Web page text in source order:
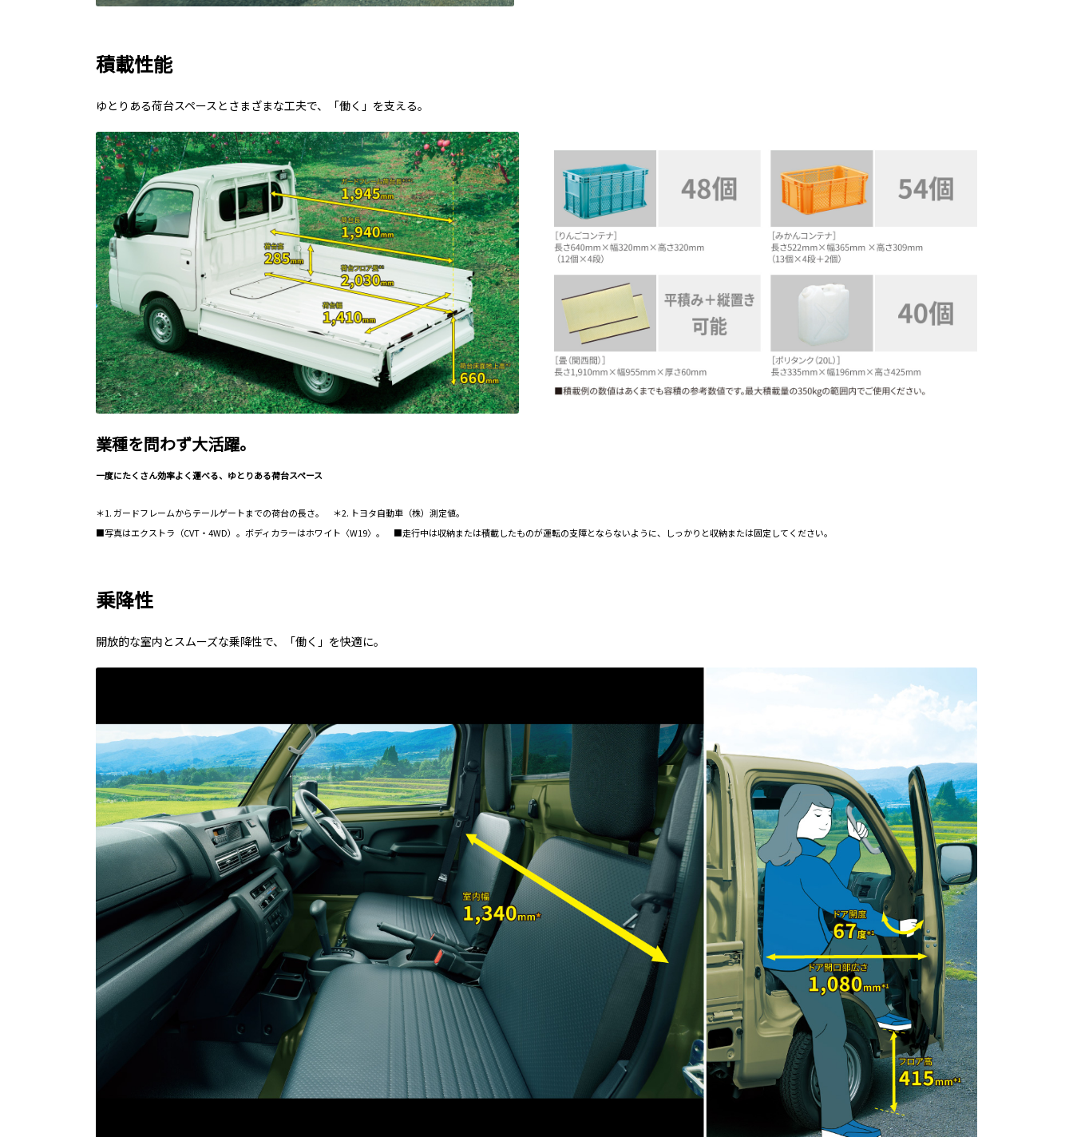
積載性能
ゆとりある荷台スペースとさまざまな工夫で、「働く」を支える。
業種を問わず大活躍。
一度にたくさん効率よく運べる、ゆとりある荷台スペース
＊1. ガードフレームからテールゲートまでの荷台の長さ。 ＊2. トヨタ自動車（株）測定値。
■写真はエクストラ（CVT・4WD）。ボディカラーはホワイト〈W19〉。 ■走行中は収納または積載したものが運転の支障とならないように、しっかりと収納または固定してください。
乗降性
開放的な室内とスムーズな乗降性で、「働く」を快適に。